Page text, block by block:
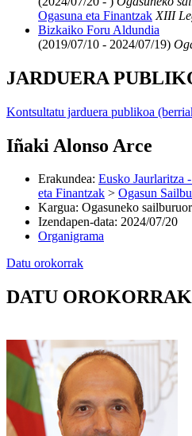
Ogasuna eta Finantzak XIII
Bizkaiko Foru Aldundia
(2019/07/10 - 2024/07/19)
JARDUERA
Kontsultatu jarduera publikoa
Iñaki Alonso Arce
Erakundea: Eusko Jaurlaritza
eta Finantzak > Ogasun
Kargua: Ogasuneko
Izendapen-data: 2024/07/20
Organigrama
Datu orokorrak
DATU OROKORRAK